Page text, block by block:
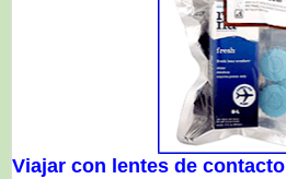
Viajar con lentes de contacto